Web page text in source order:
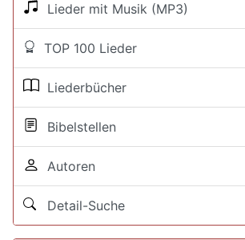
Lieder mit Musik (MP3)
TOP 100 Lieder
Liederbücher
Bibelstellen
Autoren
Detail-Suche